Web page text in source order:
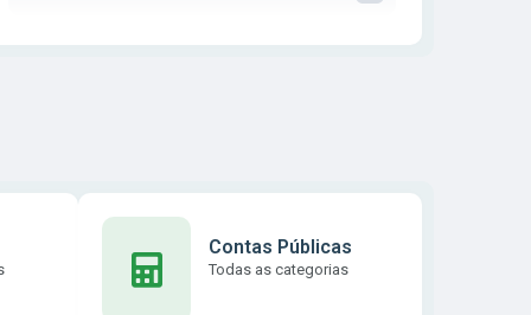
Contas Públicas
Todas as categorias